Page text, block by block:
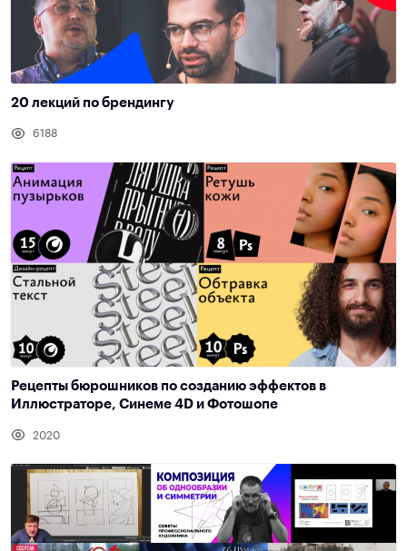
20 лекций по брендингу
6188
Рецепты бюрошников по созданию эффектов в
Иллюстраторе, Синеме 4D и Фотошопе
2020